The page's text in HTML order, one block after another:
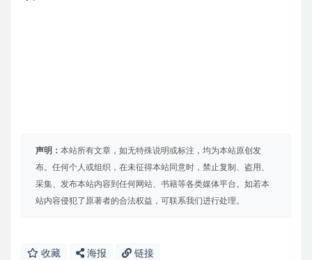
声明： 本站所有文章，如无特殊说明或标注，均为本站原创发
布。任何个人或组织，在未征得本站同意时，禁止复制、盗用、
采集、发布本站内容到任何网站、书籍等各类媒体平台。如若本
站内容侵犯了原著者的合法权益，可联系我们进行处理。
收藏 海报 链接